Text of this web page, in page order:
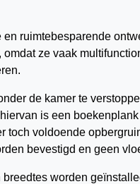
ruimtebesparende
ze vaak
de kamer te
is een
toch voldoende
bevestigd en geen
worden